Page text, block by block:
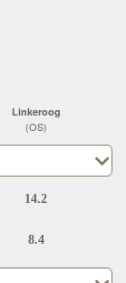
Linkeroog
(OS)